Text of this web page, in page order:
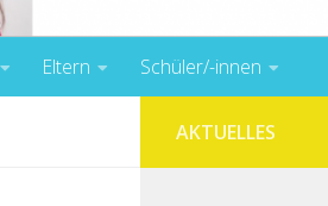
Eltern Schüler/-innen
AKTUELLES